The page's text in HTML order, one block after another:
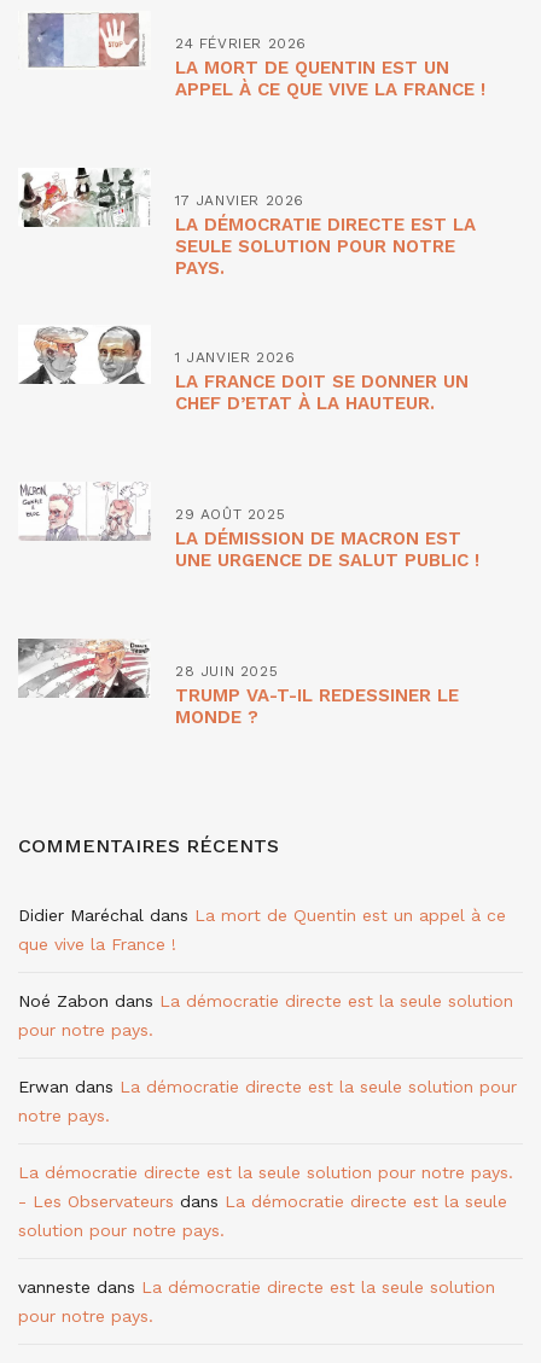
24 FÉVRIER 2026
LA MORT DE QUENTIN EST UN
APPEL À CE QUE VIVE LA FRANCE !
17 JANVIER 2026
LA DÉMOCRATIE DIRECTE EST LA
SEULE SOLUTION POUR NOTRE
PAYS.
1 JANVIER 2026
LA FRANCE DOIT SE DONNER UN
CHEF D’ETAT À LA HAUTEUR.
29 AOÛT 2025
LA DÉMISSION DE MACRON EST
UNE URGENCE DE SALUT PUBLIC !
28 JUIN 2025
TRUMP VA-T-IL REDESSINER LE
MONDE ?
COMMENTAIRES RÉCENTS
Didier Maréchal dans La mort de Quentin est un appel à ce
que vive la France !
Noé Zabon dans La démocratie directe est la seule solution
pour notre pays.
Erwan dans La démocratie directe est la seule solution pour
notre pays.
La démocratie directe est la seule solution pour notre pays.
- Les Observateurs dans La démocratie directe est la seule
solution pour notre pays.
vanneste dans La démocratie directe est la seule solution
pour notre pays.